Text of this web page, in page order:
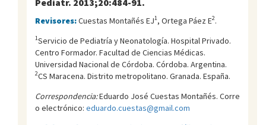
Revisores:Cuestas Montañés EJ1, Ortega Páez E2.
1Servicio de Pediatría y Neonatología. Hospital Privado.
Centro Formador. Facultad de Ciencias Médicas.
Universidad Nacional de Córdoba. Córdoba. Argentina.
2CS Maracena. Distrito metropolitano. Granada. España.
Correspondencia:Eduardo José Cuestas Montañés. Corre
o electrónico: eduardo.cuestas@gmail.com